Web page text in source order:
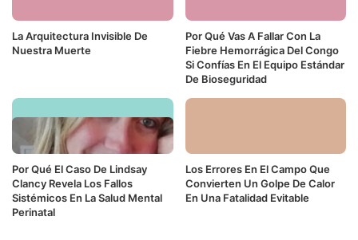
La Arquitectura Invisible De
Nuestra Muerte
Por Qué Vas A Fallar Con La
Fiebre Hemorrágica Del Congo
Si Confías En El Equipo Estándar
De Bioseguridad
Por Qué El Caso De Lindsay
Clancy Revela Los Fallos
Sistémicos En La Salud Mental
Perinatal
Los Errores En El Campo Que
Convierten Un Golpe De Calor
En Una Fatalidad Evitable